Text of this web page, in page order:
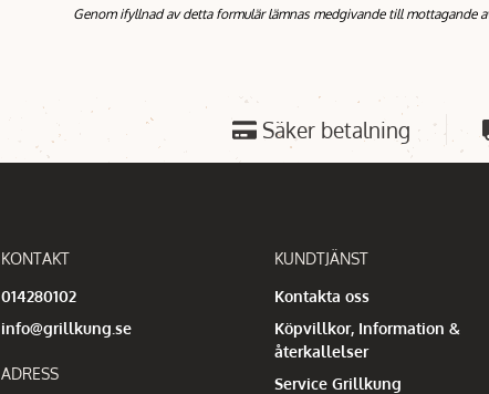
Genom ifyllnad av detta formulär lämnas medgivande till mottagande
Säker betalning
KONTAKT
014280102
info@grillkung.se
ADRESS
KUNDTJÄNST
Kontakta oss
Köpvillkor, Information &
återkallelser
Service Grillkung